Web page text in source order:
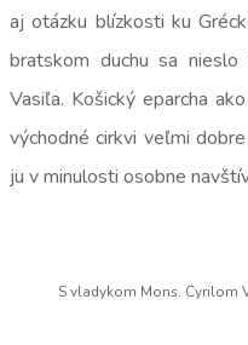
aj otázku blízkosti ku
bratskom duchu sa
Vasiľa. Košický eparcha
východné cirkvi veľmi
ju v minulosti osobne
S vladykom Mons. Cyrilom